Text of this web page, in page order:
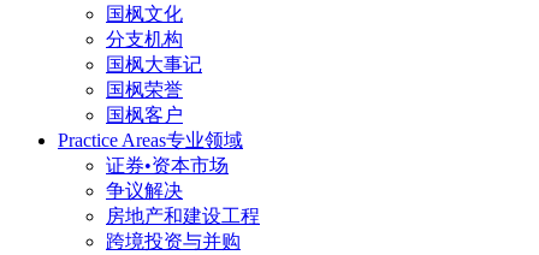
国枫文化
分支机构
国枫大事记
国枫荣誉
国枫客户
Practice Areas专业领域
证券•资本市场
争议解决
房地产和建设工程
跨境投资与并购